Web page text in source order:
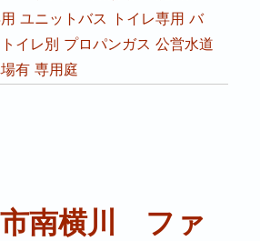
ユニットバス トイレ専用 バ
イレ別 プロパンガス 公営水道
有 専用庭
南横川 ファ